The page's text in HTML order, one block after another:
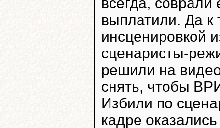
выплатили. Да к
инсценировкой
сценаристы-
решили на
снять, чтобы
Избили по
кадре